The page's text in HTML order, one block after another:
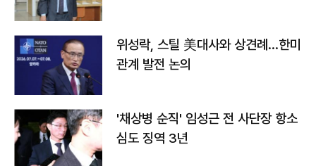
위성락, 스틸 美대사와 상견례…한미
관계 발전 논의
'채상병 순직' 임성근 전 사단장 항소
심도 징역 3년